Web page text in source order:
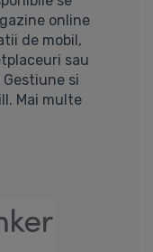
online
de mobil,
sau
Gestiune si
Mai multe